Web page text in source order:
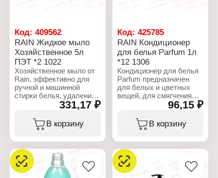
обильную пену, хорошо
смывается водой.
Бережно
взаимодействует с
кожей, входящий в
состав глицерин, смягчит
и увлажнит кожу рук.
Характеристики:
Торговая марка: Rain
Тип товара: Мыло
жидкое
Вариация:
Упаковка: пуш - пул
Объем: 1 л
Код: 409562
RAIN Жидкое мыло
Хозяйственное 5л
ПЭТ *2 1022
Хозяйственное мыло от
Rain, эффективно для
ручной и машинной
стирки белья, удаления
пятен, мытья посуды и
помещений. Подходит
для мытья рук, не
антибактериальным
эффектом.
331,17 ₽
В корзину
Код:425785
RAIN Кондиционер
для белья Parfum 1л
*12 1306
Кондиционер для белья
Parfum предназначен
для белых и цветных
вещей, для смягчения
тканей, облегчения
дезодорирования тканей,
антистатического
Характеристики:
Торговая марка: Rain
96,15 ₽
В корзину